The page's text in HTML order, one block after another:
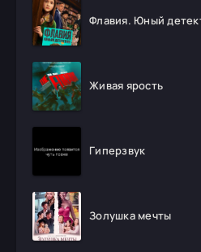
Флавия. Юный
Живая ярость
Гиперзвук
Золушка мечты